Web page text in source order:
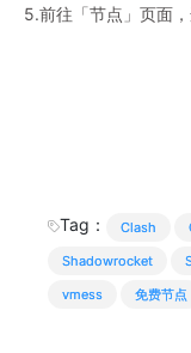
5.前往「节点」页面
Tag： Clash
Shadowrocket
vmess
免费节点